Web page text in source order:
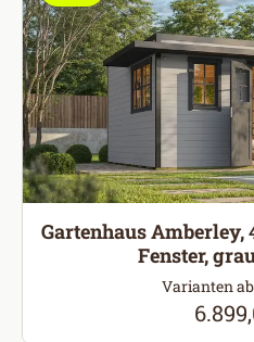
Gartenhaus Amberley,
Fenster,
Varianten ab